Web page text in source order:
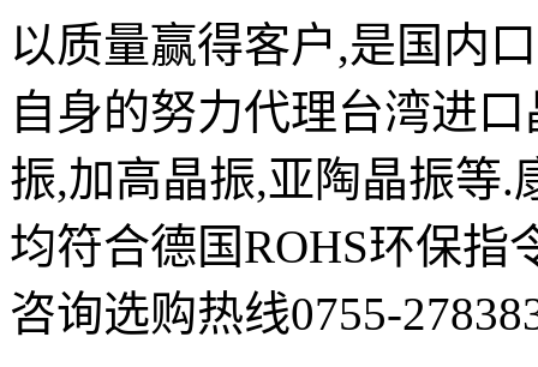
以质量赢得客户,是国内
自身的努力代理台湾进
振,加高晶振,亚陶晶振等.
均符合德国ROHS环保指
咨询选购热线0755-